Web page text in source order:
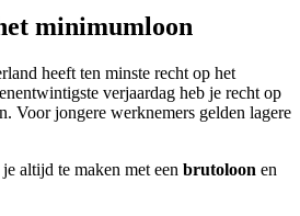
minimumloon
heeft ten minste recht op het
verjaardag heb je recht op
Voor jongere werknemers gelden lagere
altijd te maken met een brutoloon en